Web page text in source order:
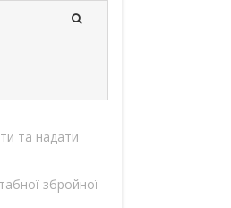
та надати
збройної